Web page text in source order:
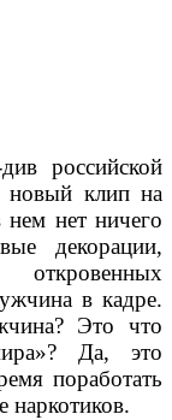
российской
новый клип на
нет ничего
декорации,
в кадре.
Это что
Да, это
поработать
наркотиков.